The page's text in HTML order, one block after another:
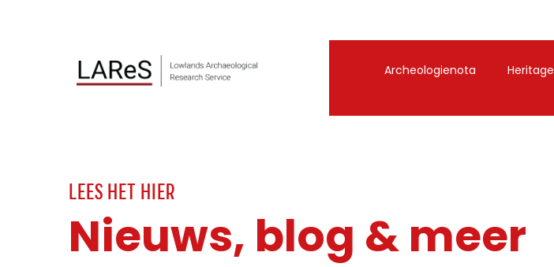
Archeologienota Heritage
LEES HET HIER
Nieuws, blog & meer